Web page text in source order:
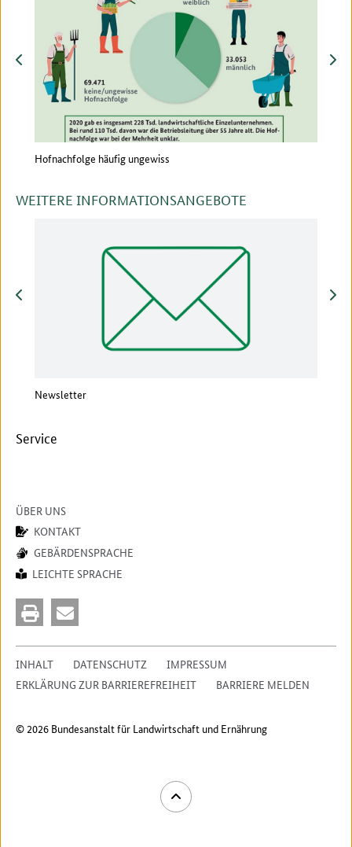
zurück
Hofnachfolge häufig ungewiss
vor
WEITERE INFORMATIONSANGEBOTE
Newsletter
vor
Service
ÜBER UNS
KONTAKT
GEBÄRDENSPRACHE
LEICHTE SPRACHE
INHALT DATENSCHUTZ
IMPRESSUM
ERKLÄRUNG ZUR BARRIEREFREIHEIT
BARRIERE MELDEN
© 2026 Bundesanstalt für Landwirtschaft und Ernährung